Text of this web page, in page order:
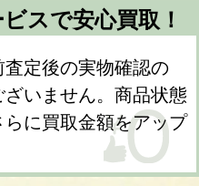
スで安心買取！
定後の実物確認の
いません。商品状態
に買取金額をアップ